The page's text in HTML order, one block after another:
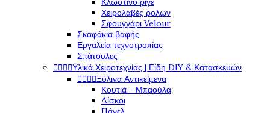
Χειρολαβές ρολών
Σφουγγάρι Velour
Σκαφάκια βαφής
Εργαλεία τεχνοτροπίας
Σπάτουλες
Υλικά Χειροτεχνίας | Είδη DIY & Κατασκευών
Ξύλινα Αντικείμενα
Κουτιά - Μπαούλα
Δίσκοι